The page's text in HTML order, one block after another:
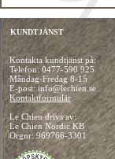
KUNDTJÄNST
Kontakta kundtjänst på:
Telefon:0477-590 925
Måndag-Fredag 8-15
E-post: info@lechien.se
Kontaktformulär
Le Chien drivs av:
Le Chien Nordic KB
Orgnr: 969766-3301